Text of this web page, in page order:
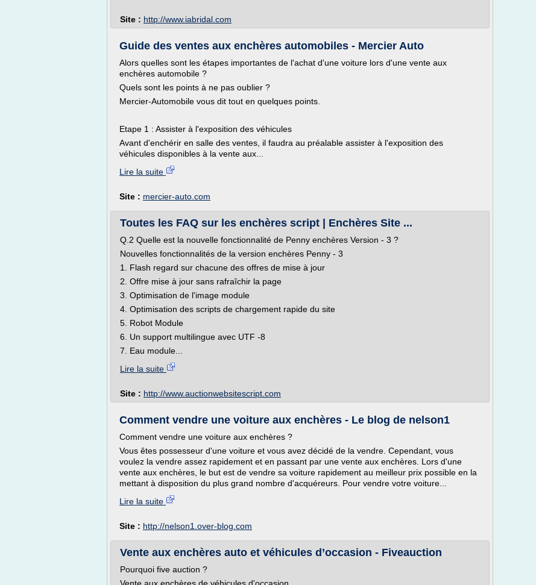
Site : http://www.iabridal.com
Guide des ventes aux enchères automobiles - Mercier Auto
Alors quelles sont les étapes importantes de l'achat d'une voiture lors d'une vente aux
enchères automobile ?
Quels sont les points à ne pas oublier ?
Mercier-Automobile vous dit tout en quelques points.
Etape 1 : Assister à l'exposition des véhicules
Avant d'enchérir en salle des ventes, il faudra au préalable assister à l'exposition des
véhicules disponibles à la vente aux...
Lire la suite
Site : mercier-auto.com
Toutes les FAQ sur les enchères script | Enchères Site ...
Q.2 Quelle est la nouvelle fonctionnalité de Penny enchères Version - 3 ?
Nouvelles fonctionnalités de la version enchères Penny - 3
1. Flash regard sur chacune des offres de mise à jour
2. Offre mise à jour sans rafraîchir la page
3. Optimisation de l'image module
4. Optimisation des scripts de chargement rapide du site
5. Robot Module
6. Un support multilingue avec UTF -8
7. Eau module...
Lire la suite
Site : http://www.auctionwebsitescript.com
Comment vendre une voiture aux enchères - Le blog de nelson1
Comment vendre une voiture aux enchères ?
Vous êtes possesseur d'une voiture et vous avez décidé de la vendre. Cependant, vous
voulez la vendre assez rapidement et en passant par une vente aux enchères. Lors d'une
vente aux enchères, le but est de vendre sa voiture rapidement au meilleur prix possible en la
mettant à disposition du plus grand nombre d'acquéreurs. Pour vendre votre voiture...
Lire la suite
Site : http://nelson1.over-blog.com
Vente aux enchères auto et véhicules d’occasion - Fiveauction
Pourquoi five auction ?